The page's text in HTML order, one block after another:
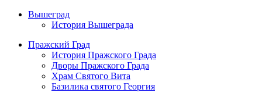
Вышеград
История Вышеграда
Пражский Град
История Пражского Града
Дворы Пражского Града
Храм Святого Вита
Базилика святого Георгия